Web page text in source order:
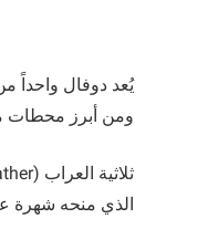
يُعد دوفال واحداً
ومن أبرز محطات
الذي منحه شهرة